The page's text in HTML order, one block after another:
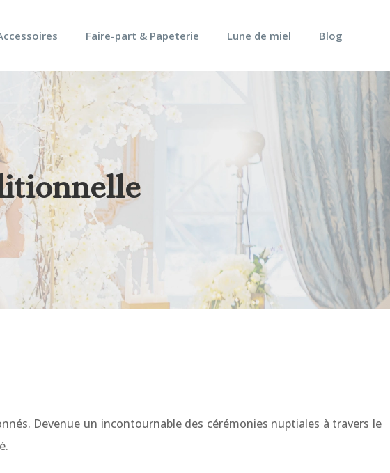
Faire-part & Papeterie Lune de miel Blog
Devenue un incontournable des cérémonies nuptiales à travers le